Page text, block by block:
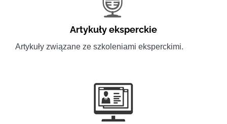
Artykuły eksperckie
Artykuły związane ze szkoleniami eksperckimi.